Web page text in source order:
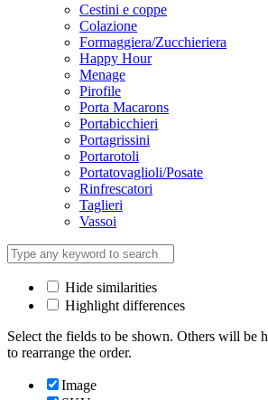
Cestini e coppe
Colazione
Formaggiera/Zucchieriera
Happy Hour
Menage
Pirofile
Porta Macarons
Portabicchieri
Portagrissini
Portarotoli
Portatovaglioli/Posate
Rinfrescatori
Taglieri
Vassoi
Hide similarities
Highlight differences
Select the fields to be shown. Others will be
to rearrange the order.
Image